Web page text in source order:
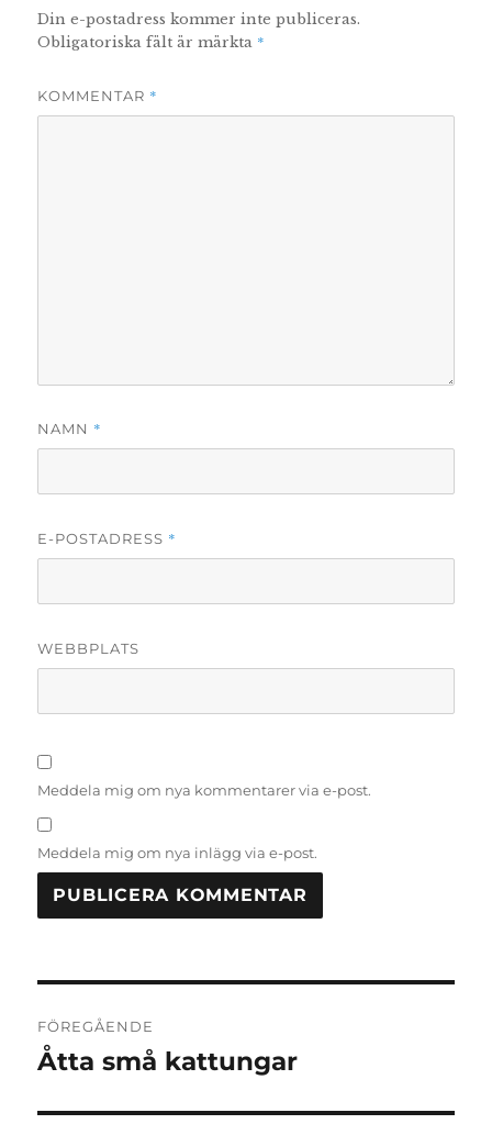
Din e-postadress kommer inte publiceras.
Obligatoriska fält är märkta *
KOMMENTAR *
NAMN *
E-POSTADRESS *
WEBBPLATS
Meddela mig om nya kommentarer via e-post.
Meddela mig om nya inlägg via e-post.
FÖREGÅENDE
Föregående
Åtta små kattungar